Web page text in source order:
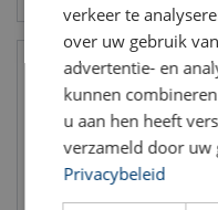
verkeer te
over uw gebruik
advertentie- en
kunnen
u aan hen heeft
verzameld door uw
Privacybeleid